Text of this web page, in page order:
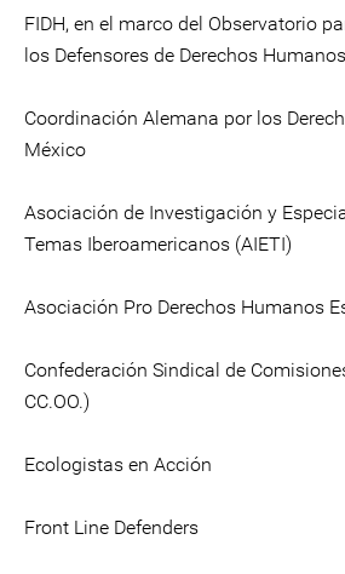
FIDH, en el marco del Observatorio
los Defensores de Derechos Humanos
Coordinación Alemana por los
México
Asociación de Investigación y
Temas Iberoamericanos (AIETI)
Asociación Pro Derechos Humanos
Confederación Sindical de
CC.OO.)
Ecologistas en Acción
Front Line Defenders